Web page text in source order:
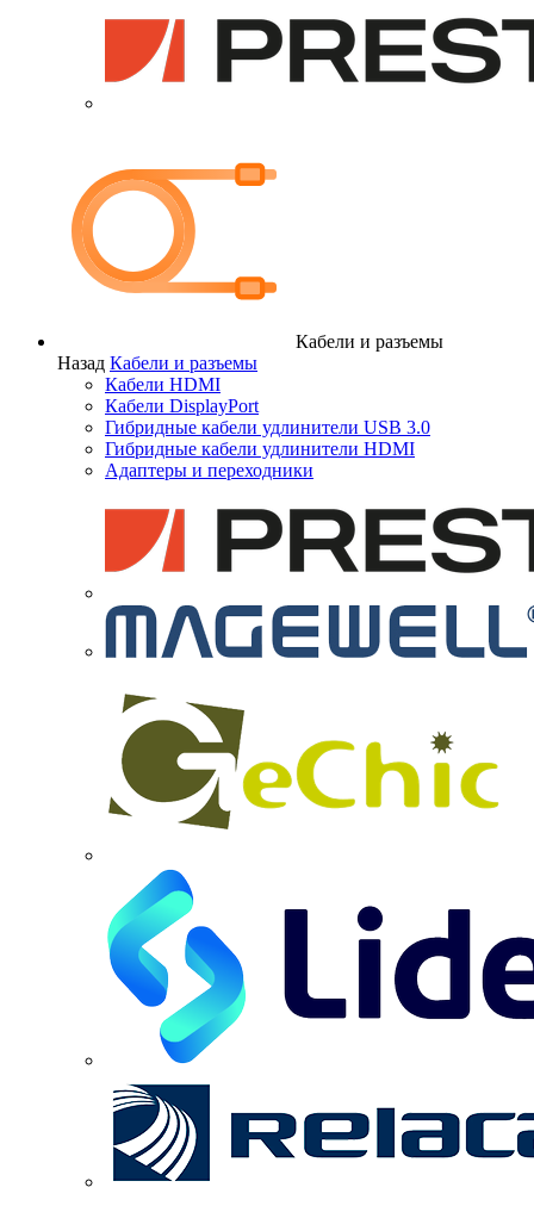
Кабели и разъемы
Назад Кабели и разъемы
Кабели HDMI
Кабели DisplayPort
Гибридные кабели удлинители USB 3.0
Гибридные кабели удлинители HDMI
Адаптеры и переходники